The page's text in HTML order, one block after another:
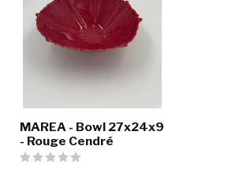
MAREA - Bowl 27x24x9
- Rouge Cendré